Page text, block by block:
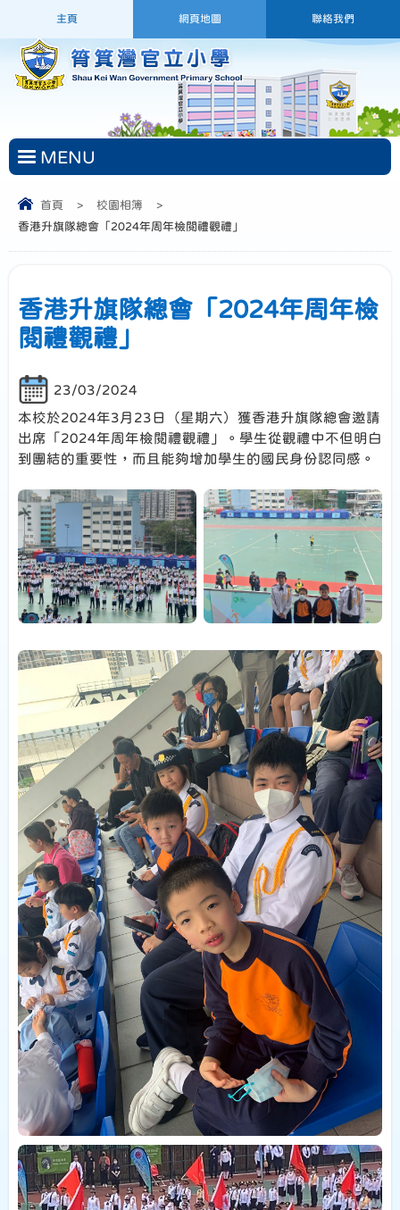
主頁 網頁地圖 聯絡我們
MENU
首頁 > 校園相簿
>
香港升旗隊總會「2024年周年檢閱禮觀禮」
香港升旗隊總會「2024年周年檢
閱禮觀禮」
23/03/2024
本校於2024年3月23日（星期六）獲香港升旗隊總會邀請
出席「2024年周年檢閱禮觀禮」。學生從觀禮中不但明白
到團結的重要性，而且能夠增加學生的國民身份認同感。